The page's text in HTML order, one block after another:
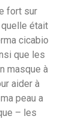
fort sur
quelle était
cicabio
que les
masque à
aider à
peau a
– les